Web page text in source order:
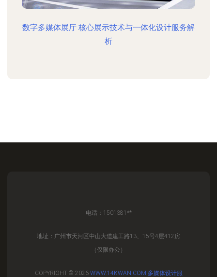
数字多媒体展厅 核心展示技术与一体化设计服务解
析
电话：1501381**
地址：广州市天河区中山大道建工路13、15号4层412房
（仅限办公）
COPYRIGHT © 2026 WWW.14KWAN.COM 多媒体设计服